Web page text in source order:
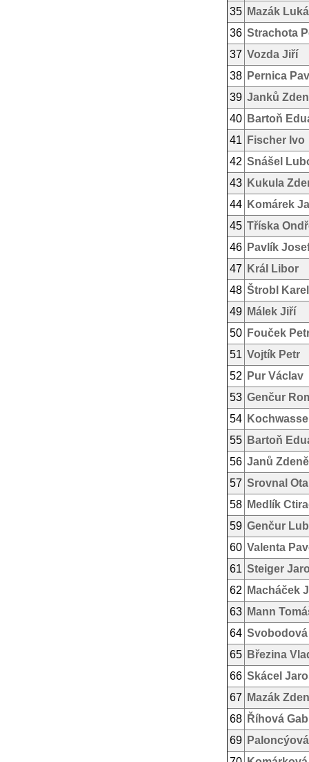
35 Mazák
36 Strachota
37 Vozda Jiří
38 Pernica
39 Janků
40 Bartoň
41
Fischer Ivo
42 Snášel
43 Kukula
44 Komárek
45 Tříska
46 Pavlík
47
Král Libor
48 Štrobl Karel
49 Málek Jiří
50 Fouček
51 Vojtík Petr
52
Pur Václav
53 Genčur
54
55 Bartoň
56 Janů
57 Srovnal
58 Medlík
59 Genčur
60 Valenta
61 Steiger
62
Macháček
63 Mann
64 Svobodová
65 Březina
66 Skácel
67
Mazák
68 Říhová
69